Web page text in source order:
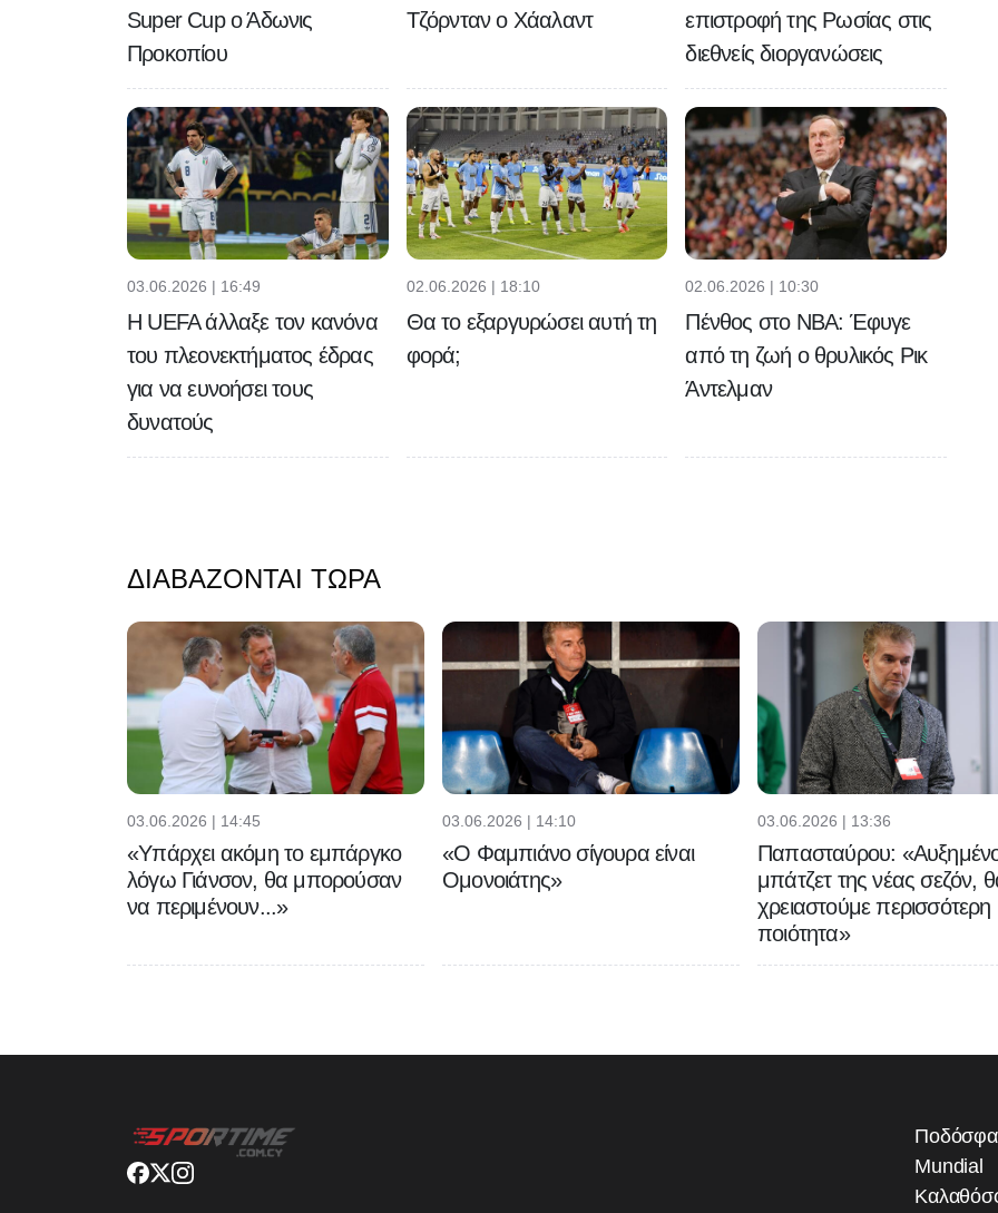
Super Cup ο Άδωνις
Προκοπίου
Τζόρνταν ο Χάαλαντ
επιστροφή της Ρωσίας στις
διεθνείς διοργανώσεις
03.06.2026 | 16:49
H UEFA άλλαξε τον κανόνα
του πλεονεκτήματος έδρας
για να ευνοήσει τους
δυνατούς
02.06.2026 | 18:10
Θα το εξαργυρώσει αυτή τη
φορά;
02.06.2026 | 10:30
Πένθος στο NBA: Έφυγε
από τη ζωή ο θρυλικός Ρικ
Άντελμαν
ΔΙΑΒΆΖΟΝΤΑΙ ΤΏΡΑ
03.06.2026 | 14:45
«Υπάρχει ακόμη το εμπάργκο
λόγω Γιάνσον, θα μπορούσαν
να περιμένουν...»
03.06.2026 | 14:10
«Ο Φαμπιάνο σίγουρα είναι
Ομονοιάτης»
03.06.2026 | 13:36
Παπασταύρου:
μπάτζετ της νέας σεζόν,
χρειαστούμε περισσότερη
ποιότητα»
Mundial